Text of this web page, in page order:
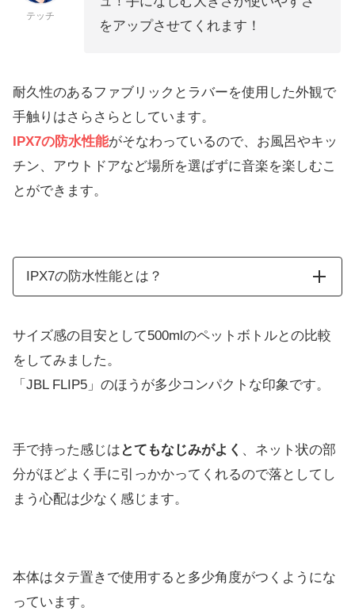
テッチ
をアップさせてくれます！
耐久性のあるファブリックとラバーを使用した外観で
手触りはさらさらとしています。
IPX7の防水性能がそなわっているので、お風呂やキッ
チン、アウトドアなど場所を選ばずに音楽を楽しむこ
とができます。
IPX7の防水性能とは？
サイズ感の目安として500mlのペットボトルとの比較
をしてみました。
「JBL FLIP5」のほうが多少コンパクトな印象です。
手で持った感じは とてもなじみがよく 、ネット状の部
分がほどよく手に引っかかってくれるので落としてし
まう心配は少なく感じます。
本体はタテ置きで使用すると多少角度がつくようにな
っています。